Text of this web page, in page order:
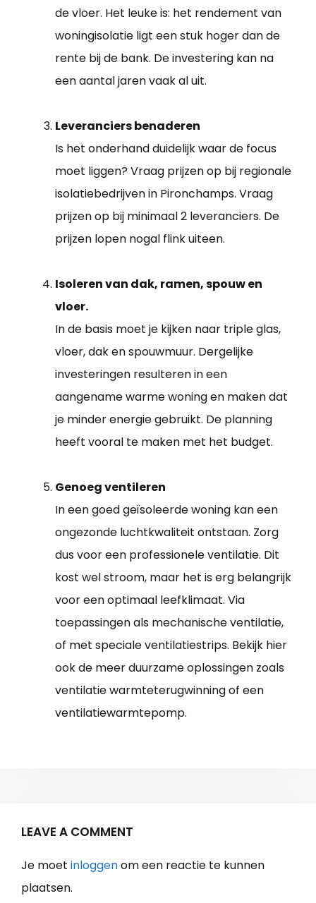
de vloer. Het leuke is: het rendement van
woningisolatie ligt een stuk hoger dan de
rente bij de bank. De investering kan na
een aantal jaren vaak al uit.
Leveranciers benaderen
Is het onderhand duidelijk waar de focus
moet liggen? Vraag prijzen op bij regionale
isolatiebedrijven in Pironchamps. Vraag
prijzen op bij minimaal 2 leveranciers. De
prijzen lopen nogal flink uiteen.
Isoleren van dak, ramen, spouw en
vloer.
In de basis moet je kijken naar triple glas,
vloer, dak en spouwmuur. Dergelijke
investeringen resulteren in een
aangename warme woning en maken dat
je minder energie gebruikt. De planning
heeft vooral te maken met het budget.
Genoeg ventileren
In een goed geïsoleerde woning kan een
ongezonde luchtkwaliteit ontstaan. Zorg
dus voor een professionele ventilatie. Dit
kost wel stroom, maar het is erg belangrijk
voor een optimaal leefklimaat. Via
toepassingen als mechanische ventilatie,
of met speciale ventilatiestrips. Bekijk hier
ook de meer duurzame oplossingen zoals
ventilatie warmteterugwinning of een
ventilatiewarmtepomp.
LEAVE A COMMENT
Je moet inloggenom een reactie te kunnen
plaatsen.